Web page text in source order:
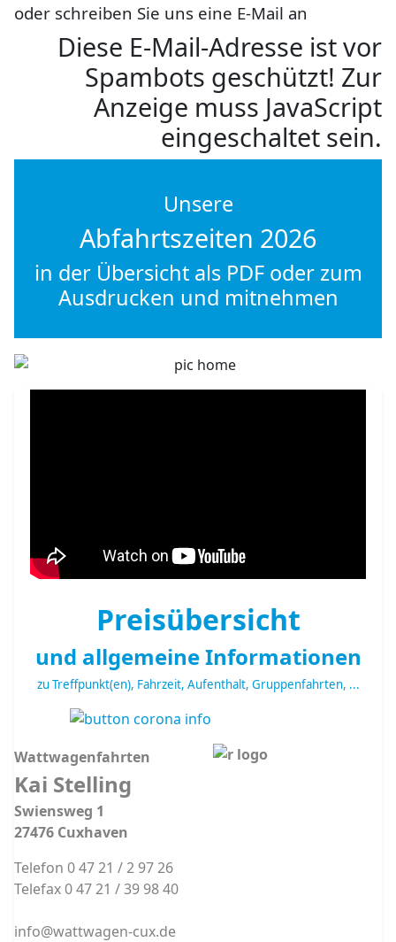
oder schreiben Sie uns eine E-Mail an
Diese E-Mail-Adresse ist vor
Spambots geschützt! Zur
Anzeige muss JavaScript
eingeschaltet sein.
Unsere
Abfahrtszeiten 2026
in der Übersicht als PDF oder zum
Ausdrucken und mitnehmen
Preisübersicht
und allgemeine Informationen
zu Treffpunkt(en), Fahrzeit, Aufenthalt, Gruppenfahrten, ...
Wattwagenfahrten
Kai Stelling
Swiensweg 1
27476 Cuxhaven
Telefon 0 47 21 / 2 97 26
Telefax 0 47 21 / 39 98 40
info@wattwagen-cux.de